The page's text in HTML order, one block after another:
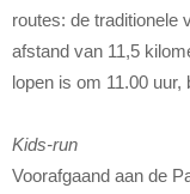
routes: de traditionele
afstand van 11,5
lopen is om 11.00
Kids-run
Voorafgaand aan de